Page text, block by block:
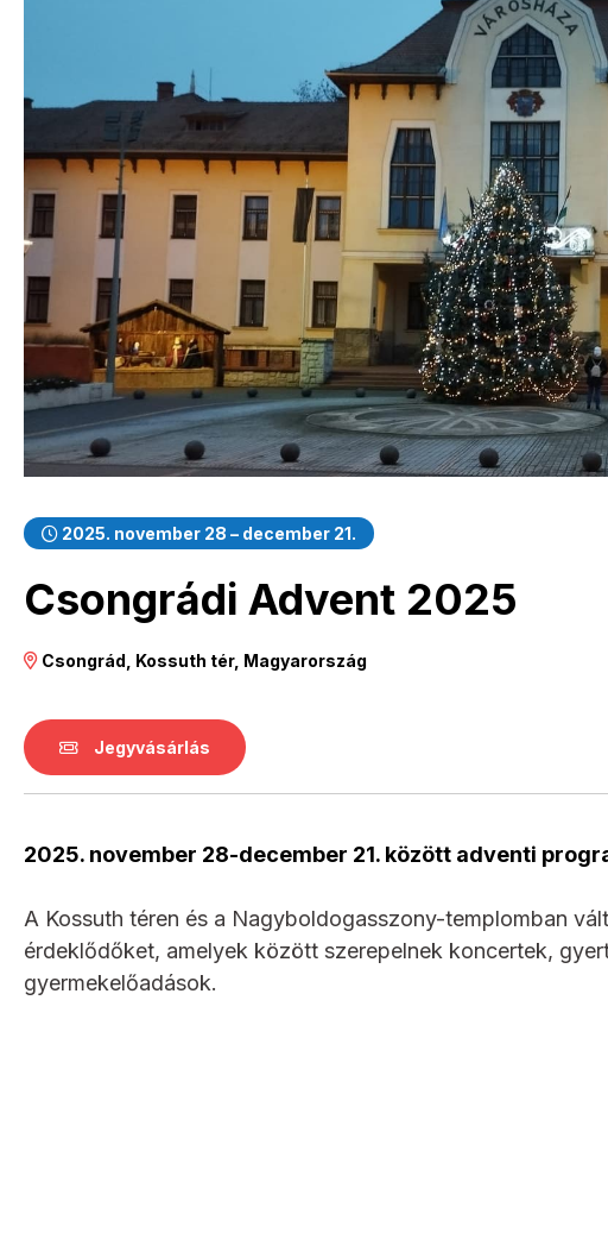
2025. november 28 – december 21.
Csongrádi Advent 2025
Csongrád, Kossuth tér, Magyarország
Jegyvásárlás
2025. november 28-december 21. között adventi
A Kossuth téren és a Nagyboldogasszony-templomban
érdeklődőket, amelyek között szerepelnek koncertek,
gyermekelőadások.